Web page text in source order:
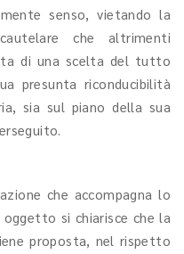
senso, vietando la
cautelare che altrimenti
di una scelta del tutto
presunta riconducibilità
sia sul piano della sua
che accompagna lo
si chiarisce che la
proposta, nel rispetto